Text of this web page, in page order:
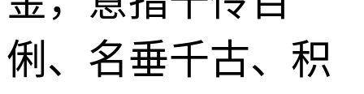
俐、名垂千古、积